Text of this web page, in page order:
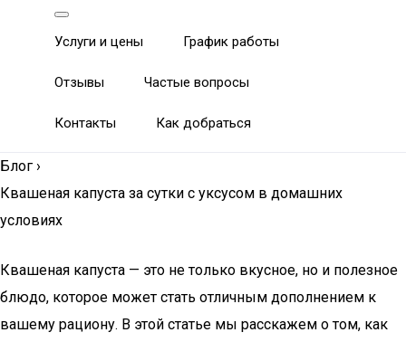
Услуги и цены График работы
Отзывы Частые вопросы
Контакты Как добраться
Блог ›
Квашеная капуста за сутки с уксусом в домашних
условиях
Квашеная капуста — это не только вкусное, но и полезное
блюдо, которое может стать отличным дополнением к
вашему рациону. В этой статье мы расскажем о том, как